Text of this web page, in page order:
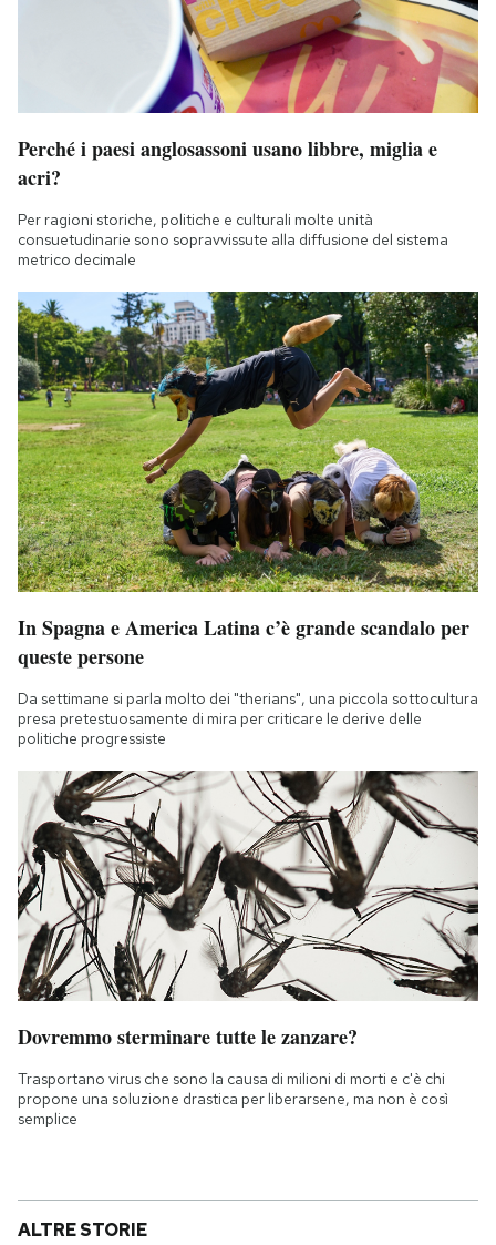
Perché i paesi anglosassoni usano libbre, miglia e
acri?
Per ragioni storiche, politiche e culturali molte unità
consuetudinarie sono sopravvissute alla diffusione del sistema
metrico decimale
In Spagna e America Latina c’è grande scandalo per
queste persone
Da settimane si parla molto dei "therians", una piccola sottocultura
presa pretestuosamente di mira per criticare le derive delle
politiche progressiste
Dovremmo sterminare tutte le zanzare?
Trasportano virus che sono la causa di milioni di morti e c'è chi
propone una soluzione drastica per liberarsene, ma non è così
semplice
ALTRE STORIE